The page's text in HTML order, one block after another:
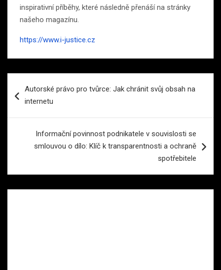
inspirativní příběhy, které následně přenáší na stránky
našeho magazínu.
https://www.i-justice.cz
proAutorské právo pro tvůrce: Jak chránit svůj obsah na
internetu
Informační povinnost podnikatele v souvislosti se
smlouvou o dílo: Klíč k transparentnosti a ochraně
spotřebitele